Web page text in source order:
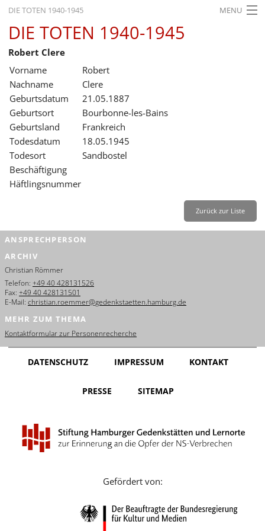
DIE TOTEN 1940-1945 MENU
STARTSEITE
AKTUELLES
AUSSTELLUNGEN
GESCHICHTE
BILDUNG
FORSCHUNG
SERVICE
Français
Dansk
Español
Nederlands
Português
Русский
Leichte Sprache
DIE TOTEN 1940-1945
Robert Clere
Vorname
Robert
Nachname
Clere
Geburtsdatum
21.05.1887
Geburtsort
Bourbonne-les-Bains
Geburtsland
Frankreich
Todesdatum
18.05.1945
Todesort
Sandbostel
Beschäftigung
Häftlingsnummer
Zurück zur Liste
ANSPRECHPERSON
ARCHIV
Christian Römmer
Telefon: +49 40 428131526
Fax: +49 40 428131501
E-Mail: christian.roemmer@gedenkstaetten.hamburg.de
MEHR ZUM THEMA
Kontaktformular zur Personenrecherche
DATENSCHUTZ IMPRESSUM KONTAKT
PRESSE SITEMAP
Gefördert von: